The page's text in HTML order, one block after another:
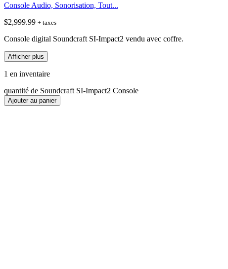
Console Audio, Sonorisation, Tout...
$2,999.99 + taxes
Console digital Soundcraft SI-Impact2 vendu avec coffre.
Afficher plus
1 en inventaire
quantité de Soundcraft SI-Impact2 Console
Ajouter au panier